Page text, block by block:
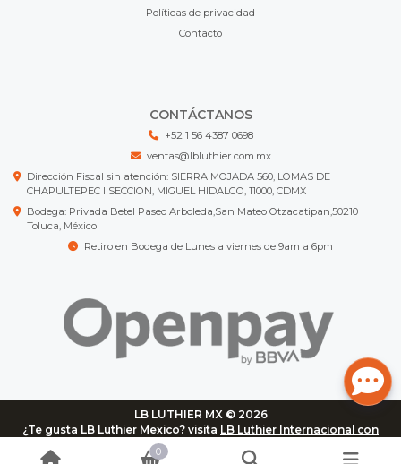
Políticas de privacidad
Contacto
CONTÁCTANOS
+52 1 56 4387 0698
ventas@lbluthier.com.mx
Dirección Fiscal sin atención: SIERRA MOJADA 560, LOMAS DE
CHAPULTEPEC I SECCION, MIGUEL HIDALGO, 11000, CDMX
Bodega: Privada Betel Paseo Arboleda,San Mateo Otzacatipan,50210
Toluca, México
Retiro en Bodega de Lunes a viernes de 9am a 6pm
LB LUTHIER MX © 2026
¿Te gusta LB Luthier Mexico? visita LB Luthier Internacional con
más de 3.000 productos disponibles
0